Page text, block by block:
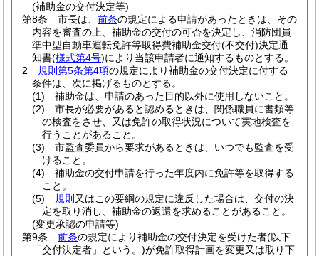
(補助金の交付決定等)
第8条
市長は、 前条の規定による申請があったときは、その
内容を審査の上、補助金の交付の可否を決定し、消防団員
準中型自動車運転免許等取得費補助金交付(不交付)決定通
知書(様式第4号)により当該申請者に通知するものとする。
2
規則第5条第4項の規定により補助金の交付決定に付する
条件は、次に掲げるものとする。
(1)
補助金は、申請のあった目的以外に使用しないこと。
(2)
市長が必要があると認めるときは、関係職員に書類等
の検査をさせ、又は免許の取得状況について実地検査を
行うことがあること。
(3)
市監査委員から要求があるときは、いつでも監査を受
けること。
(4)
補助金の交付申請を行った年度内に免許等を取得する
こと。
(5)
規則 又はこの要綱の規定に違反した場合は、交付の決
定を取り消し、補助金の返還を求めることがあること。
(変更承認の申請等)
第9条
前条の規定により補助金の交付決定を受けた者(以下
「交付決定者」という。)が免許取得計画を変更又は取り下